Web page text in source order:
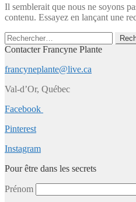
Il semblerait que nous ne soyons
contenu. Essayez en lançant une
Rechercher :
Contacter Francyne Plante
francyneplante@live.ca
Val-d’Or, Québec
Facebook
Pinterest
Instagram
Pour être dans les secrets
Prénom